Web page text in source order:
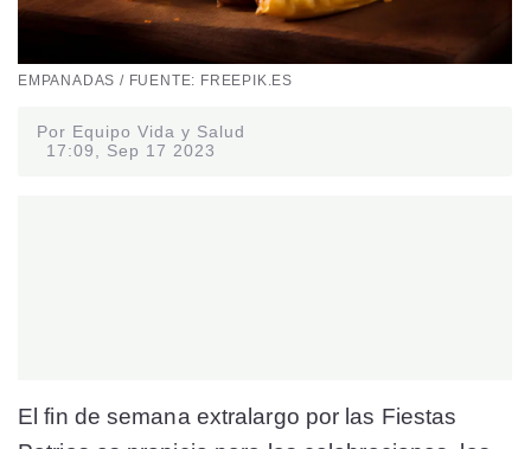
EMPANADAS / FUENTE: FREEPIK.ES
Por Equipo Vida y Salud
17:09, Sep 17 2023
El fin de semana extralargo por las Fiestas